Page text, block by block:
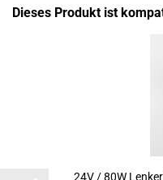
Dieses Produkt ist
24V / 80W